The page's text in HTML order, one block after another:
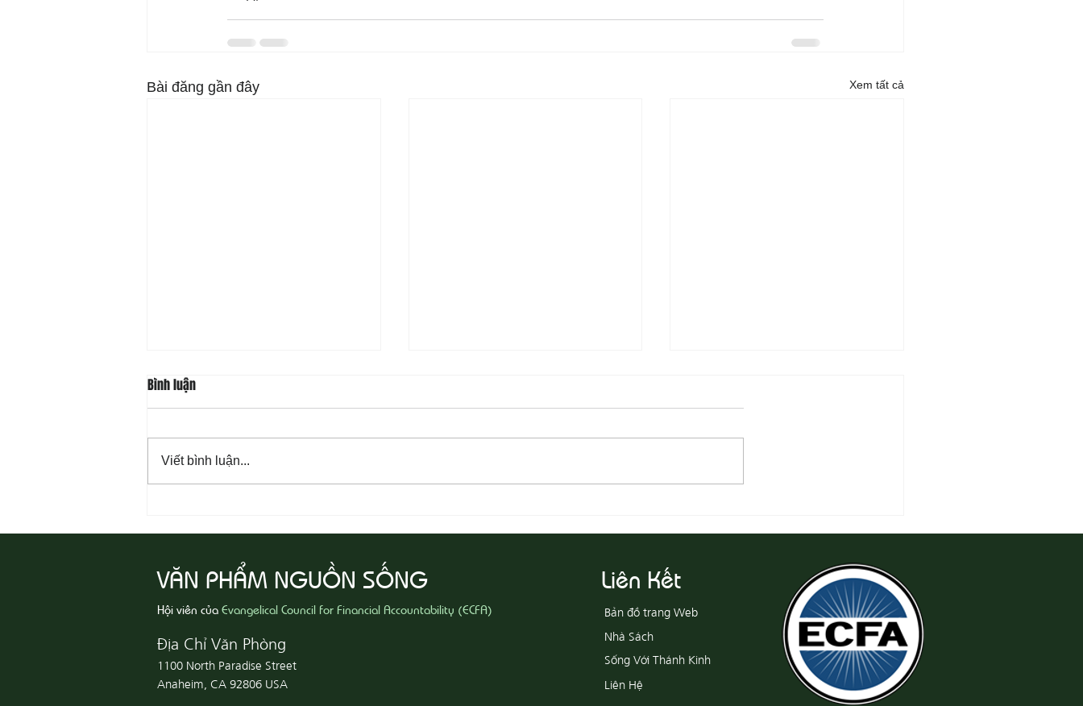
Bài đăng gần đây Xem tất cả
08-07 Nhân Từ Và Chân Thật
Khổ
Bình luận
Viết bình luận...
VĂN PHẨM NGUỒN SỐNG
Hội viên củaEvangelical Council for Financial Accountability (ECFA)
Địa Chỉ Văn Phòng
1100 North Paradise Street
Anaheim, CA 92806 USA
Liên Kết
Bản đồ trang Web
Nhà Sách
Sống Với Thánh Kinh
Liên Hệ